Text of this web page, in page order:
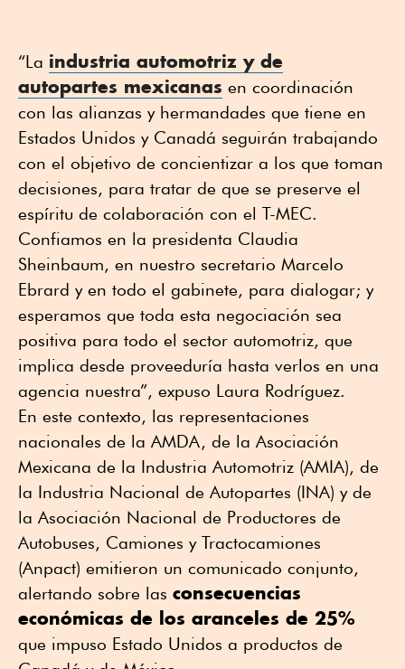
“La industria automotriz y de
autopartes mexicanas en coordinación
con las alianzas y hermandades que tiene en
Estados Unidos y Canadá seguirán trabajando
con el objetivo de concientizar a los que toman
decisiones, para tratar de que se preserve el
espíritu de colaboración con el T-MEC.
Confiamos en la presidenta Claudia
Sheinbaum, en nuestro secretario Marcelo
Ebrard y en todo el gabinete, para dialogar; y
esperamos que toda esta negociación sea
positiva para todo el sector automotriz, que
implica desde proveeduría hasta verlos en una
agencia nuestra”, expuso Laura Rodríguez.
En este contexto, las representaciones
nacionales de la AMDA, de la Asociación
Mexicana de la Industria Automotriz (AMIA), de
la Industria Nacional de Autopartes (INA) y de
la Asociación Nacional de Productores de
Autobuses, Camiones y Tractocamiones
(Anpact) emitieron un comunicado conjunto,
alertando sobre las consecuencias
económicas de los aranceles de 25%
que impuso Estado Unidos a productos de